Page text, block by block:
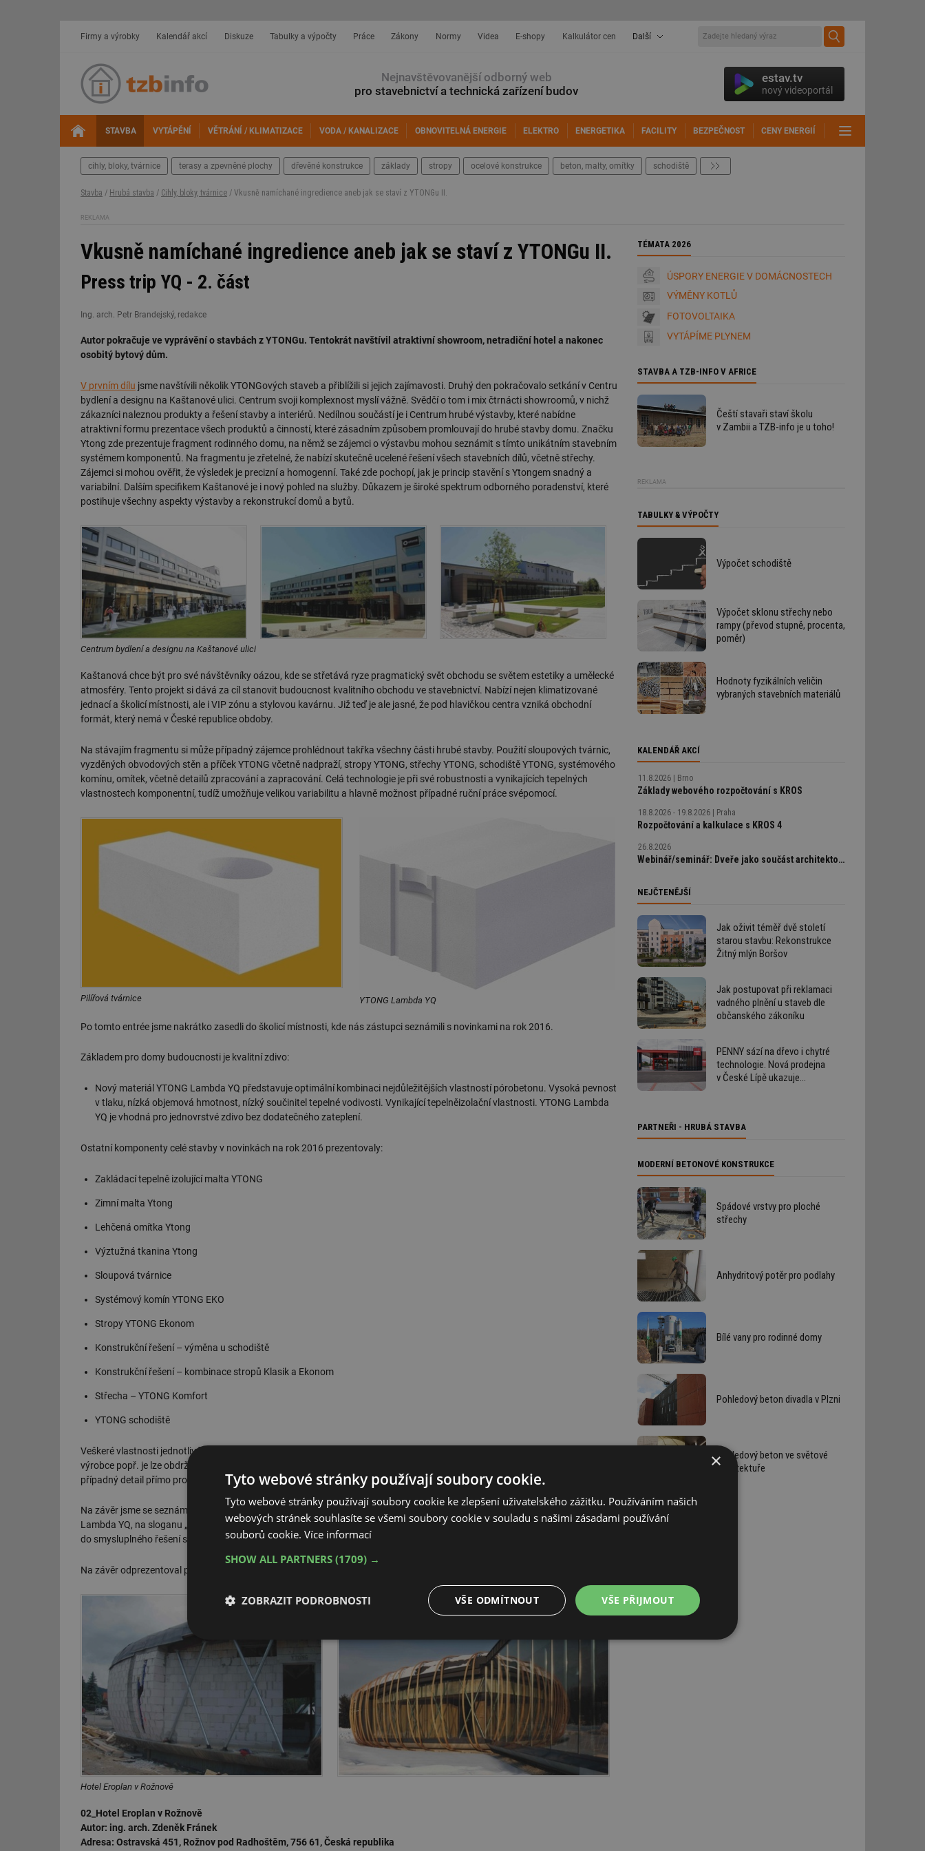
Firmy a výrobky Kalendář akcí Diskuze Tabulky a výpočty Práce Zákony Normy Videa E-shopy Kalkulátor cen Další
Nejnavštěvovanější odborný web
pro stavebnictví a technická zařízení budov
estav.tv
nový videoportál
STAVBA VYTÁPĚNÍ VĚTRÁNÍ / KLIMATIZACE VODA / KANALIZACE OBNOVITELNÁ ENERGIE ELEKTRO ENERGETIKA FACILITY BEZPEČNOST CENY ENERGIÍ
cihly, bloky, tvárnice terasy a zpevněné plochy dřevěné konstrukce základy stropy ocelové konstrukce beton, malty, omítky schodiště
Stavba / Hrubá stavba / Cihly, bloky, tvárnice / Vkusně namíchané ingredience aneb jak se staví z YTONGu II.
REKLAMA
Vkusně namíchané ingredience aneb jak se staví z YTONGu II.
Press trip YQ - 2. část
Ing. arch. Petr Brandejský, redakce
Autor pokračuje ve vyprávění o stavbách z YTONGu. Tentokrát navštívil atraktivní showroom, netradiční hotel a nakonec
osobitý bytový dům.
V prvním dílu jsme navštívili několik YTONGových staveb a přiblížili si jejich zajímavosti. Druhý den pokračovalo setkání v Centru
bydlení a designu na Kaštanové ulici. Centrum svoji komplexnost myslí vážně. Svědčí o tom i mix čtrnácti showroomů, v nichž
zákazníci naleznou produkty a řešení stavby a interiérů. Nedílnou součástí je i Centrum hrubé výstavby, které nabídne
atraktivní formu prezentace všech produktů a činností, které zásadním způsobem promlouvají do hrubé stavby domu. Značku
Ytong zde prezentuje fragment rodinného domu, na němž se zájemci o výstavbu mohou seznámit s tímto unikátním stavebním
systémem komponentů. Na fragmentu je zřetelné, že nabízí skutečně ucelené řešení všech stavebních dílů, včetně střechy.
Zájemci si mohou ověřit, že výsledek je precizní a homogenní. Také zde pochopí, jak je princip stavění s Ytongem snadný a
variabilní. Dalším specifikem Kaštanové je i nový pohled na služby. Důkazem je široké spektrum odborného poradenství, které
postihuje všechny aspekty výstavby a rekonstrukcí domů a bytů.
Centrum bydlení a designu na Kaštanové ulici
Kaštanová chce být pro své návštěvníky oázou, kde se střetává ryze pragmatický svět obchodu se světem estetiky a umělecké
atmosféry. Tento projekt si dává za cíl stanovit budoucnost kvalitního obchodu ve stavebnictví. Nabízí nejen klimatizované
jednací a školicí místnosti, ale i VIP zónu a stylovou kavárnu. Již teď je ale jasné, že pod hlavičkou centra vzniká obchodní
formát, který nemá v České republice obdoby.
Na stávajím fragmentu si může případný zájemce prohlédnout takřka všechny části hrubé stavby. Použití sloupových tvárnic,
vyzděných obvodových stěn a příček YTONG včetně nadpraží, stropy YTONG, střechy YTONG, schodiště YTONG, systémového
komínu, omítek, včetně detailů zpracování a zapracování. Celá technologie je při své robustnosti a vynikajících tepelných
vlastnostech komponentní, tudíž umožňuje velikou variabilitu a hlavně možnost případné ruční práce svépomocí.
Pilířová tvárnice YTONG Lambda YQ
Po tomto entrée jsme nakrátko zasedli do školicí místnosti, kde nás zástupci seznámili s novinkami na rok 2016.
Základem pro domy budoucnosti je kvalitní zdivo:
Nový materiál YTONG Lambda YQ představuje optimální kombinaci nejdůležitějších vlastností pórobetonu. Vysoká pevnost
v tlaku, nízká objemová hmotnost, nízký součinitel tepelné vodivosti. Vynikající tepelněizolační vlastnosti. YTONG Lambda
YQ je vhodná pro jednovrstvé zdivo bez dodatečného zateplení.
Ostatní komponenty celé stavby v novinkách na rok 2016 prezentovaly:
Zakládací tepelně izolující malta YTONG
Zimní malta Ytong
Lehčená omítka Ytong
Výztužná tkanina Ytong
Sloupová tvárnice
Systémový komín YTONG EKO
Stropy YTONG Ekonom
Konstrukční řešení – výměna u schodiště
Konstrukční řešení – kombinace stropů Klasik a Ekonom
Střecha – YTONG Komfort
YTONG schodiště
Veškeré vlastnosti jednotlivých prezentovaných komponentů jsou součástí materiálů, které naleznete na webových stránkách
výrobce popř. je lze obdržet na požádání u výrobce nebo přímo v Centru bydlení a designu na Kaštanové ulici. Zde si můžete
případný detail přímo prohlédnout.
Na závěr jsme se seznámili s kampaní na rok 2016, která staví společně, se základním stavebním fundamentem YTONG
Lambda YQ, na sloganu „HLAVA ŘÍKÁ LAMBDA“. Hlavou je v rámci kampaně muž, žena a tchán. Triumvirát, který promlouvá
do smysluplného řešení stavby. Předpokládám, že autor nemá tchýni, jinak bude asi horko těžko vysvětlovat, proč ji vynechal.
Na závěr odprezentoval pan arch. Zdeněk Fránek svoje další stavby (včetně již zhlédnutého – Ateliéru na Kamenné).
Hotel Eroplan v Rožnově
02_Hotel Eroplan v Rožnově
Autor: ing. arch. Zdeněk Fránek
Adresa: Ostravská 451, Rožnov pod Radhoštěm, 756 61, Česká republika
TÉMATA 2026
ÚSPORY ENERGIE V DOMÁCNOSTECH
VÝMĚNY KOTLŮ
FOTOVOLTAIKA
VYTÁPÍME PLYNEM
STAVBA A TZB-INFO V AFRICE
Čeští stavaři staví školu
v Zambii a TZB-info je u toho!
REKLAMA
TABULKY & VÝPOČTY
Výpočet schodiště
Výpočet sklonu střechy nebo
rampy (převod stupně, procenta,
poměr)
Hodnoty fyzikálních veličin
vybraných stavebních materiálů
KALENDÁŘ AKCÍ
11.8.2026 Brno
Základy webového rozpočtování s KROS
18.8.2026 - 19.8.2026 Praha
Rozpočtování a kalkulace s KROS 4
26.8.2026
Webinář/seminář: Dveře jako součást architektonického detailu, technické řešení bez chyb
NEJČTENĚJŠÍ
Jak oživit téměř dvě století
starou stavbu: Rekonstrukce
Žitný mlýn Boršov
Jak postupovat při reklamaci
vadného plnění u staveb dle
občanského zákoníku
PENNY sází na dřevo i chytré
technologie. Nová prodejna
v České Lípě ukazuje
PARTNEŘI - HRUBÁ STAVBA
MODERNÍ BETONOVÉ KONSTRUKCE
Spádové vrstvy pro ploché
střechy
Anhydritový potěr pro podlahy
Bílé vany pro rodinné domy
Pohledový beton divadla v Plzni
Pohledový beton ve světové
architektuře
×
Tyto webové stránky používají soubory cookie.
Tyto webové stránky používají soubory cookie ke zlepšení uživatelského zážitku. Používáním našich
webových stránek souhlasíte se všemi soubory cookie v souladu s našimi zásadami používání
souborů cookie. Více informací
SHOW ALL PARTNERS (1709) →
VŠE PŘIJMOUT
VŠE ODMÍTNOUT
ZOBRAZIT PODROBNOSTI
Nezbytně nutné
soubory
Výkonové
Soubory cílení Funkční soubory
Nezařazené
Nezbytně nutné soubory Výkonové soubory Soubory cílení Funkční soubory
Nezbytně nutné soubory cookie umožňují základní funkce webových stránek, jako je přihlášení uživatele a správa účtu. Webové
g_state
.forum.tzb-
info.cz